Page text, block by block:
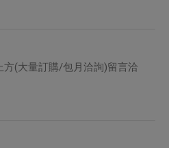
方(大量訂購/包月洽詢)留言洽